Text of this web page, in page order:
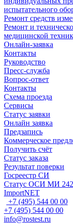
испытательного
Ремонт средств
Ремонт и
медицинской
Онлайн-заявка
Контакты
Руководство
Пресс-служба
Вопрос-ответ
Контакты
Схема проезда
Сервисы
Статус заявки
Онлайн заявка
Предзапись
Коммерческое
Получить счёт
Статус заказа
Результат поверки
Госреестр СИ
Статус ОСИ МИ
ImportNET
+7 (495) 544 00 00
+7 (495) 544 00 00
info@rostest.ru